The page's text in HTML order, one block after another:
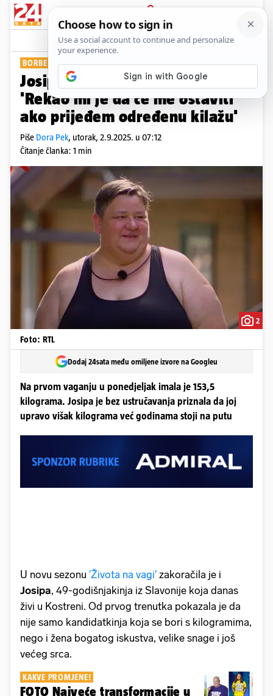
PRIJAVA
Show Komentari
BORBENA SLAVONKA
Josipa ispričala tešku sudbinu:
'Rekao mi je da će me ostaviti
ako prijeđem određenu kilažu'
Piše Dora Pek, utorak, 2.9.2025. u 07:12
Čitanje članka: 1 min
2
Foto: RTL
Dodaj 24sata među omiljene izvore na Googleu
Na prvom vaganju u ponedjeljak imala je 153,5
kilograma. Josipa je bez ustručavanja priznala da joj
upravo višak kilograma već godinama stoji na putu
U novu sezonu 'Života na vagi' zakoračila je i
Josipa, 49-godišnjakinja iz Slavonije koja danas
živi u Kostreni. Od prvog trenutka pokazala je da
nije samo kandidatkinja koja se bori s kilogramima,
nego i žena bogatog iskustva, velike snage i još
većeg srca.
KAKVE PROMJENE!
FOTO Najveće transformacije u